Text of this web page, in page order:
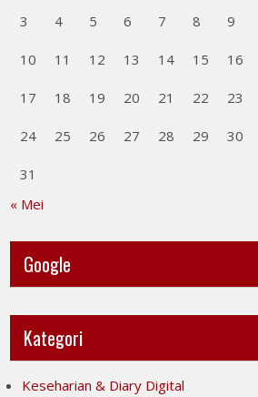
3 4 5 6 7 8 9
10 11 12 13 14 15 16
17 18 19 20 21 22 23
24 25 26 27 28 29 30
31
« Mei
Google
Kategori
Keseharian & Diary Digital